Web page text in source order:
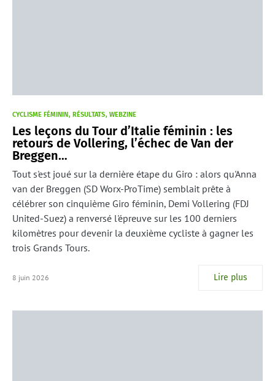
CYCLISME FÉMININ RÉSULTATS WEBZINE
Les leçons du Tour d’Italie féminin : les
retours de Vollering, l’échec de Van der
Breggen…
Tout s'est joué sur la dernière étape du Giro : alors qu'Anna
van der Breggen (SD Worx-ProTime) semblait prête à
célébrer son cinquième Giro féminin, Demi Vollering (FDJ
United-Suez) a renversé l'épreuve sur les 100 derniers
kilomètres pour devenir la deuxième cycliste à gagner les
trois Grands Tours.
8 juin 2026 Lire plus